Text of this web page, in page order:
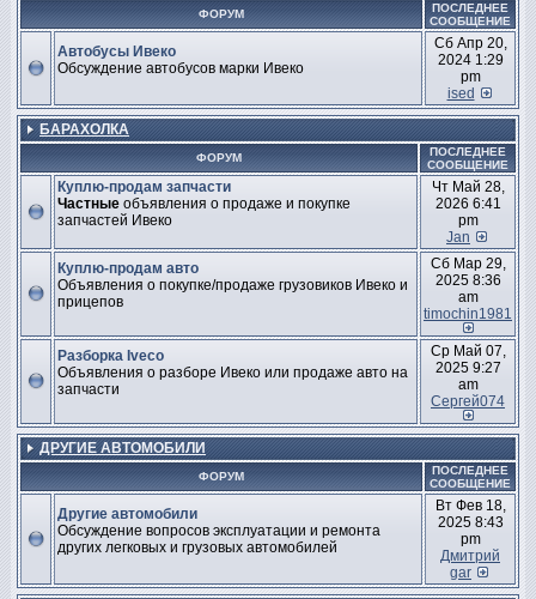
ФОРУМ
ПОСЛЕДНЕЕ
СООБЩЕНИЕ
Автобусы Ивеко
Обсуждение автобусов марки Ивеко
Сб Апр 20,
2024 1:29
pm
ised
БАРАХОЛКА
ФОРУМ
ПОСЛЕДНЕЕ
СООБЩЕНИЕ
Куплю-продам запчасти
Частные объявления о продаже и покупке
запчастей Ивеко
Чт Май 28,
2026 6:41
pm
Jan
Куплю-продам авто
Объявления о покупке/продаже грузовиков Ивеко и
прицепов
Сб Мар 29,
2025 8:36
am
timochin1981
Разборка Iveco
Объявления о разборе Ивеко или продаже авто на
запчасти
Ср Май 07,
2025 9:27
am
Сергей074
ДРУГИЕ АВТОМОБИЛИ
ФОРУМ
ПОСЛЕДНЕЕ
СООБЩЕНИЕ
Другие автомобили
Обсуждение вопросов эксплуатации и ремонта
других легковых и грузовых автомобилей
Вт Фев 18,
2025 8:43
pm
Дмитрий
gar